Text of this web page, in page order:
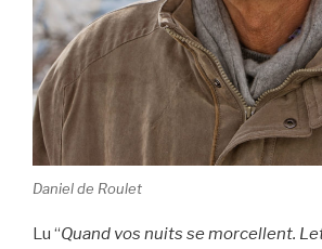
Daniel de Roulet
Lu “Quand vos nuits se morcellent.